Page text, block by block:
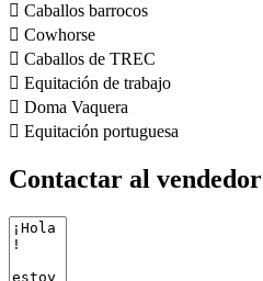
 Caballos barrocos
 Cowhorse
 Caballos de TREC
 Equitación de trabajo
 Doma Vaquera
 Equitación portuguesa
Contactar al vendedor